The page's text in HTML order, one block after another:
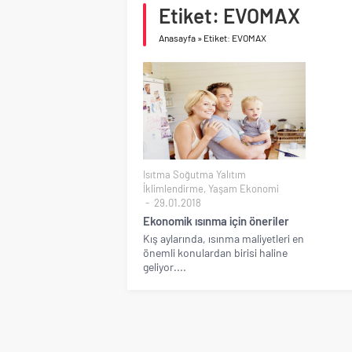
Birleşik Arap
Etiket: EVOMAX
Anasayfa » Etiket: EVOMAX
Isıtma Soğutma Yalıtım
İklimlendirme, Yaşam Ekonomi
29.01.2018
Ekonomik ısınma için öneriler
Kış aylarında, ısınma maliyetleri en
önemli konulardan birisi haline
geliyor....